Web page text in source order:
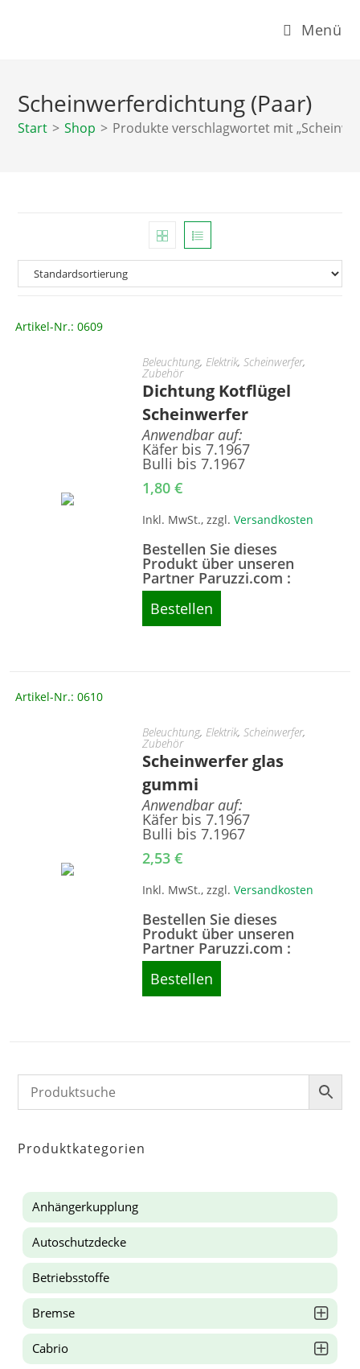
Menü
Scheinwerferdichtung (Paar)
Start > Shop > Produkte verschlagwortet mit
Artikel-Nr.: 0609
Beleuchtung, Elektrik,Scheinwerfer,
Zubehör
Dichtung Kotflügel
Scheinwerfer
Anwendbar auf:
Käfer bis 7.1967
Bulli bis 7.1967
1,80€
Inkl. MwSt., zzgl.Versandkosten
Bestellen Sie dieses
Produkt über unseren
Partner Paruzzi.com :
Bestellen
Artikel-Nr.: 0610
Beleuchtung, Elektrik, Scheinwerfer,
Zubehör
Scheinwerfer glas
gummi
Anwendbar auf:
Käfer bis 7.1967
Bulli bis 7.1967
2,53€
Inkl. MwSt., zzgl.Versandkosten
Bestellen Sie dieses
Produkt über unseren
Partner Paruzzi.com :
Bestellen
Produktkategorien
Anhängerkupplung
Autoschutzdecke
Betriebsstoffe
Bremse
Cabrio